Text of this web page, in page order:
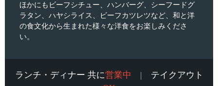
ほかにもビーフシチュー、ハンバーグ、シーフードグ
ラタン、ハヤシライス、ビーフカツレツなど、和と洋
の食文化から生まれた様々な洋食をお楽しみくださ
い。
ランチ・ディナー 共に営業中 | テイクアウト